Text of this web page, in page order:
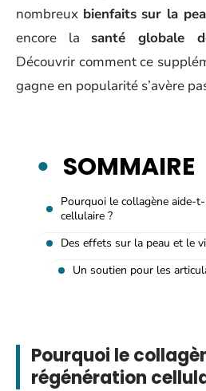
nombreux bienfaits sur la
encore la santé globale
Découvrir comment ce
gagne en popularité s’avère
SOMMAIRE
Pourquoi le collagène aide-
cellulaire ?
Des effets sur la peau et le
Un soutien pour les
Pourquoi le
régénération